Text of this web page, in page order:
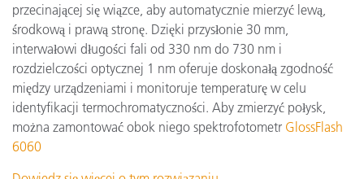
przecinającej się wiązce, aby automatycznie mierzyć lewą,
środkową i prawą stronę. Dzięki przysłonie 30 mm,
interwałowi długości fali od 330 nm do 730 nm i
rozdzielczości optycznej 1 nm oferuje doskonałą zgodność
między urządzeniami i monitoruje temperaturę w celu
identyfikacji termochromatyczności. Aby zmierzyć połysk,
można zamontować obok niego spektrofotometr GlossFlash
6060